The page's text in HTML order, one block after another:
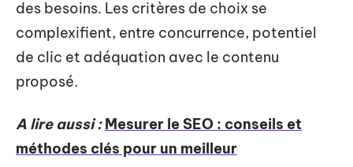
des besoins. Les critères de choix se
complexifient, entre concurrence, potentiel
de clic et adéquation avec le contenu
proposé.
A lire aussi : Mesurer le SEO : conseils et
méthodes clés pour un meilleur